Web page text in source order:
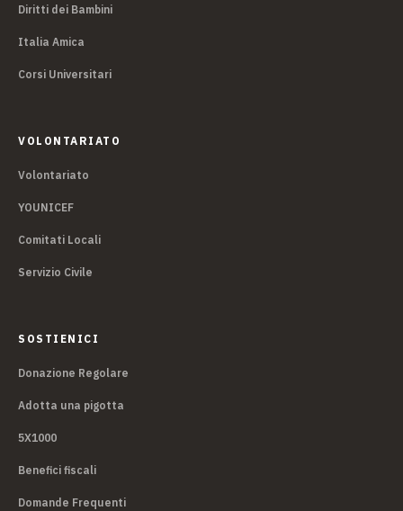
Diritti dei Bambini
Italia Amica
Corsi Universitari
VOLONTARIATO
Volontariato
YOUNICEF
Comitati Locali
Servizio Civile
SOSTIENICI
Donazione Regolare
Adotta una pigotta
5X1000
Benefici fiscali
Domande Frequenti